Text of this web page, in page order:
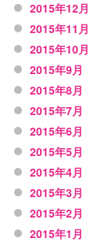
2015年12月
2015年11月
2015年10月
2015年9月
2015年8月
2015年7月
2015年6月
2015年5月
2015年4月
2015年3月
2015年2月
2015年1月